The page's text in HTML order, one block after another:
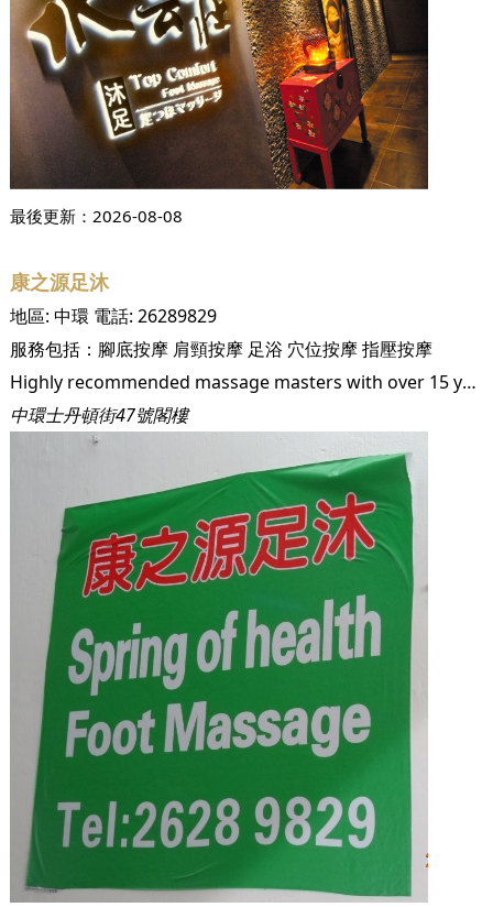
最後更新： 2026-08-08
康之源足沐
地區: 中環 電話: 26289829
服務包括： 腳底按摩 肩頸按摩 足浴 穴位按摩指壓按摩
Highly recommended massage masters with over 15 years experience. Very reasonable pricing and comfortable place. Located at SoHo and open from 10:30am to 11:30pm. Come here, and you will have a wonderful experience! Foot Massage - 30mins HK$128; 50mins HK$178 Medical Massage - 30mins HK$148; 50mins HK$226 50mins Foot Massage + 25mins Medical Massage HK$266 All pricing has discount 10% on weekday!
中環士丹頓街47號閣樓